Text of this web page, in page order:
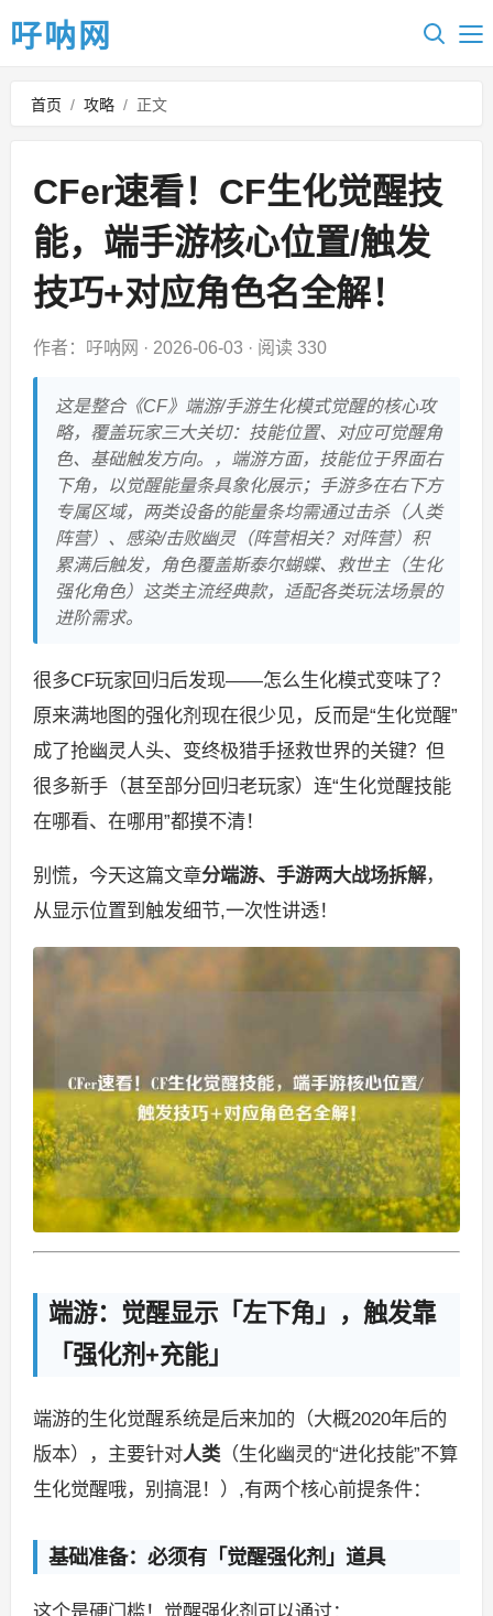
吇呐网
首页 / 攻略 / 正文
CFer速看！CF生化觉醒技
能，端手游核心位置/触发
技巧+对应角色名全解！
作者：吇呐网 · 2026-06-03 · 阅读 330
这是整合《CF》端游/手游生化模式觉醒的核心攻
略，覆盖玩家三大关切：技能位置、对应可觉醒角
色、基础触发方向。，端游方面，技能位于界面右
下角，以觉醒能量条具象化展示；手游多在右下方
专属区域，两类设备的能量条均需通过击杀（人类
阵营）、感染/击败幽灵（阵营相关？对阵营）积
累满后触发，角色覆盖斯泰尔蝴蝶、救世主（生化
强化角色）这类主流经典款，适配各类玩法场景的
进阶需求。
很多CF玩家回归后发现——怎么生化模式变味了？
原来满地图的强化剂现在很少见，反而是“生化觉醒”
成了抢幽灵人头、变终极猎手拯救世界的关键？但
很多新手（甚至部分回归老玩家）连“生化觉醒技能
在哪看、在哪用”都摸不清！
别慌，今天这篇文章分端游、手游两大战场拆解，
从显示位置到触发细节,一次性讲透！
端游：觉醒显示「左下角」，触发靠
「强化剂+充能」
端游的生化觉醒系统是后来加的（大概2020年后的
版本），主要针对人类（生化幽灵的“进化技能”不算
生化觉醒哦，别搞混！）,有两个核心前提条件：
基础准备：必须有「觉醒强化剂」道具